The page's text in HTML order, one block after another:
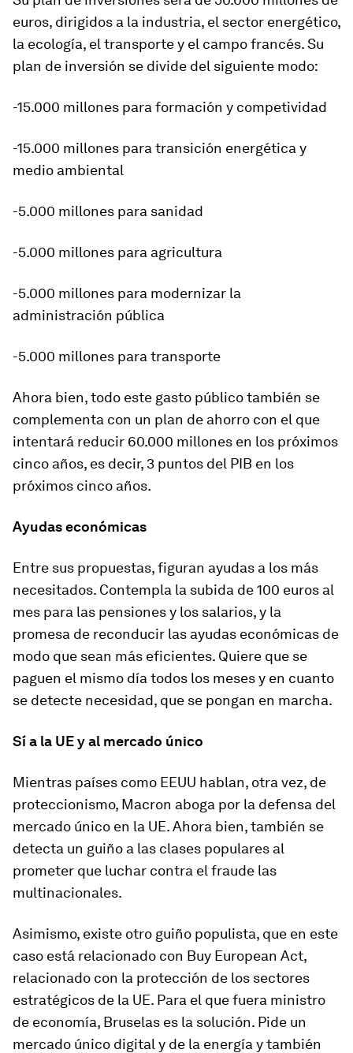
euros, dirigidos a la industria, el sector energético,
la ecología, el transporte y el campo francés. Su
plan de inversión se divide del siguiente modo:
-15.000 millones para formación y competividad
-15.000 millones para transición energética y
medio ambiental
-5.000 millones para sanidad
-5.000 millones para agricultura
-5.000 millones para modernizar la
administración pública
-5.000 millones para transporte
Ahora bien, todo este gasto público también se
complementa con un plan de ahorro con el que
intentará reducir 60.000 millones en los próximos
cinco años, es decir, 3 puntos del PIB en los
próximos cinco años.
Ayudas económicas
Entre sus propuestas, figuran ayudas a los más
necesitados. Contempla la subida de 100 euros al
mes para las pensiones y los salarios,y la
promesa de reconducir las ayudas económicas de
modo que sean más eficientes. Quiere que se
paguen el mismo día todos los meses y en cuanto
se detecte necesidad, que se pongan en marcha.
Sí a la UE y al mercado único
Mientras países como EEUU hablan, otra vez, de
proteccionismo, Macron aboga por la defensa del
mercado único en la UE. Ahora bien, también se
detecta un guiño a las clases populares al
prometer que luchar contra el fraude las
multinacionales.
Asimismo, existe otro guiño populista, que en este
caso está relacionado con Buy European Act,
relacionado con la protección de los sectores
estratégicos de la UE. Para el que fuera ministro
de economía, Bruselas es la solución. Pide un
mercado único digital y de la energía y también